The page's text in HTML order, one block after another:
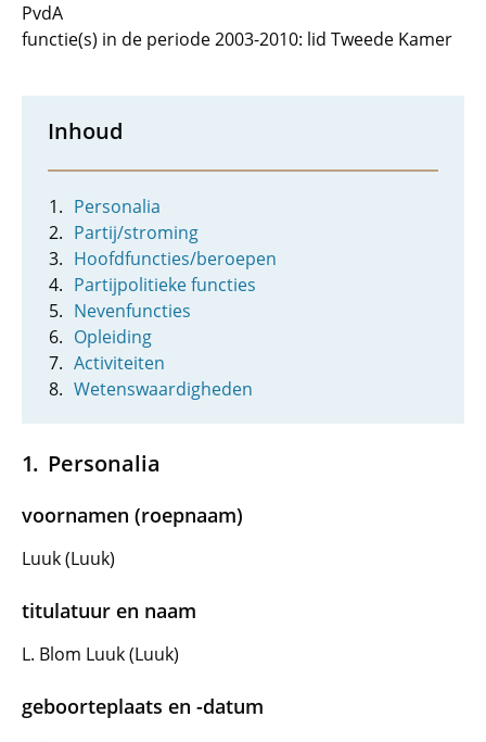
PvdA
functie(s) in de periode 2003-2010: lid Tweede Kamer
Inhoud
Personalia
Partij/stroming
Hoofdfuncties/beroepen
Partijpolitieke functies
Nevenfuncties
Opleiding
Activiteiten
Wetenswaardigheden
Personalia
voornamen (roepnaam)
Luuk (Luuk)
titulatuur en naam
L. Blom Luuk (Luuk)
geboorteplaats en -datum